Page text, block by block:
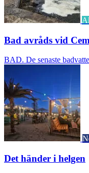
Bad avråds vid
BAD. De senaste
Det händer i helgen